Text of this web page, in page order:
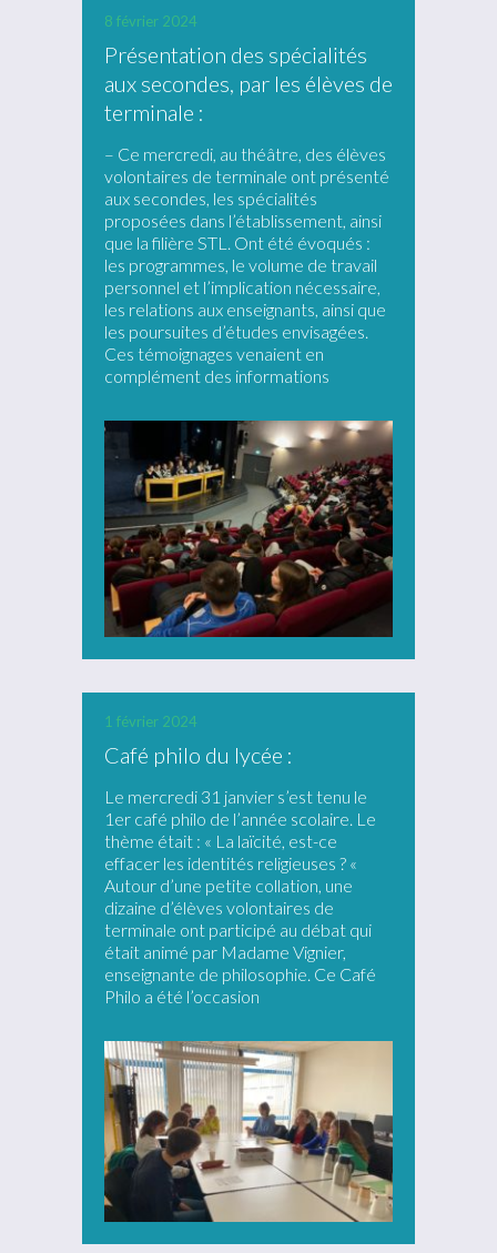
8 février 2024
Présentation des spécialités
aux secondes, par les élèves de
terminale :
– Ce mercredi, au théâtre, des élèves
volontaires de terminale ont présenté
aux secondes, les spécialités
proposées dans l’établissement, ainsi
que la filière STL. Ont été évoqués :
les programmes, le volume de travail
personnel et l’implication nécessaire,
les relations aux enseignants, ainsi que
les poursuites d’études envisagées.
Ces témoignages venaient en
complément des informations
1 février 2024
Café philo du lycée :
Le mercredi 31 janvier s’est tenu le
1er café philo de l’année scolaire. Le
thème était : « La laïcité, est-ce
effacer les identités religieuses ? «
Autour d’une petite collation, une
dizaine d’élèves volontaires de
terminale ont participé au débat qui
était animé par Madame Vignier,
enseignante de philosophie. Ce Café
Philo a été l’occasion